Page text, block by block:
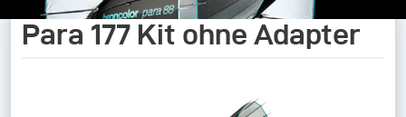
Para 177 Kit ohne Adapter